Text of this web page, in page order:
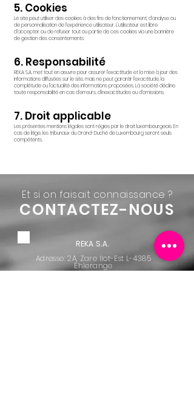
5. Cookies
Le site peut utiliser des cookies à des fins de fonctionnement, d’analyse ou
de personnalisation de l’expérience utilisateur. L’utilisateur est libre
d’accepter ou de refuser tout ou partie de ces cookies via une bannière
de gestion des consentements.
6. Responsabilité
REKA S.A. met tout en œuvre pour assurer l’exactitude et la mise à jour des
informations diffusées sur le site, mais ne peut garantir l’exactitude, la
complétude ou l’actualité des informations proposées. La société décline
toute responsabilité en cas d’erreurs, d’inexactitudes ou d’omissions.
7. Droit applicable
Les présentes mentions légales sont régies par le droit luxembourgeois. En
cas de litige, les tribunaux du Grand-Duché de Luxembourg seront seuls
compétents.
Et si on faisait connaissance ?
CONTACTEZ-NOUS
REKA S.A.
Adresse: 2A, Zare Ilot-Est L-4385
Ehlerange